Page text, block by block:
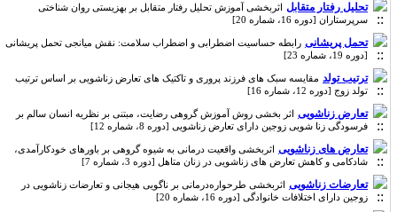
تحلیل رفتار متقابل اثربخشی آموزش تحلیل رفتار متقابل بر بهزیستی روان شناختی
سرپرستاران [دوره 16، شماره 20]
تحمل پریشانی رابطه حساسیت اضطرابی و اضطراب سلامت: نقش میانجی تحمل پریشانی
[دوره 19، شماره 23]
ترتیب تولد مقایسه سبک های فرزند پروری و تاکتیک های تعارض زناشویی بر اساس ترتیب
تولد زوج [دوره 12، شماره 16]
تعارض زناشویی اثر بخشی روش آموزش گروهی رضایت، مبتنی بر نظریه انسان سالم بر
فرسودگی زنا شویی زوجین دارای تعارض زناشویی [دوره 8، شماره 12]
تعارض های زناشویی اثربخشی واقعیت درمانی به شیوه گروهی بر باورهای خودکارآمدی،
شادکامی و کاهش تعارض های زناشویی در زنان متاهل [دوره 3، شماره 7]
تعارضات زناشویی اثربخشی طرحواره‌درمانی بر ناگویی هیجانی و تعارضات زناشویی در
زوجین دارای اختلافات خانوادگی [دوره 16، شماره 20]